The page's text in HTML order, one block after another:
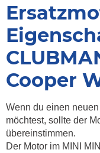
Cooper
Wenn du einen
möchtest, sollte der
übereinstimmen.
Der Motor im MINI